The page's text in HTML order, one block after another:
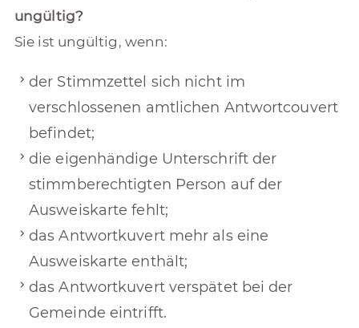
ungültig?
Sie ist ungültig, wenn:
der Stimmzettel sich nicht im
verschlossenen amtlichen Antwortcouvert
befindet;
die eigenhändige Unterschrift der
stimmberechtigten Person auf der
Ausweiskarte fehlt;
das Antwortkuvert mehr als eine
Ausweiskarte enthält;
das Antwortkuvert verspätet bei der
Gemeinde eintrifft.